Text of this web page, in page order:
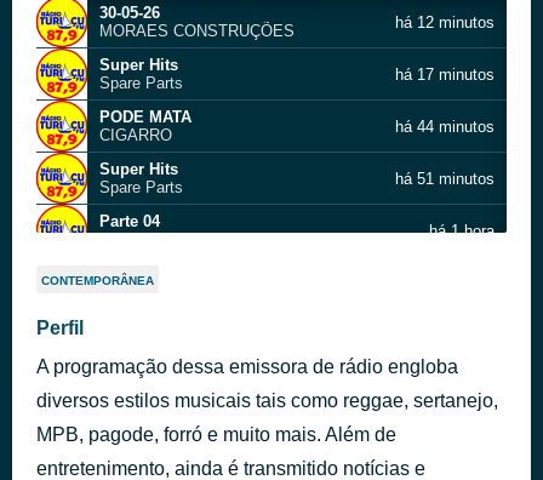
30-05-26
MORAES CONSTRUÇÕES
há 12 minutos
Super Hits
Spare Parts
há 17 minutos
PODE MATA
CIGARRO
há 44 minutos
Super Hits
Spare Parts
há 51 minutos
Parte 04
há 1 hora
LOJA -KB-CONFECSOES=03-01-24
DIA D
AMARAL SUPERMECADO
CONTEMPORÂNEA
Perfil
A programação dessa emissora de rádio engloba
diversos estilos musicais tais como reggae, sertanejo,
MPB, pagode, forró e muito mais. Além de
entretenimento, ainda é transmitido notícias e